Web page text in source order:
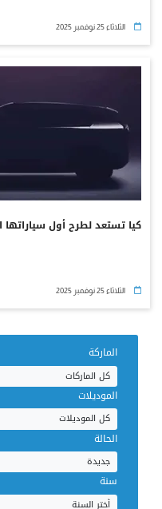
الثلاثاء 25 نوفمبر 2025
كيا تستعد لطرح أول سياراتها
الثلاثاء 25 نوفمبر 2025
الماركة
كل الماركات
الموديلات
كل الموديلات
الحالة
جديدة
سنة
أختر السنة